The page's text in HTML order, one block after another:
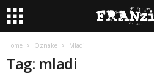
Home Oznake Mladi
Tag: mladi